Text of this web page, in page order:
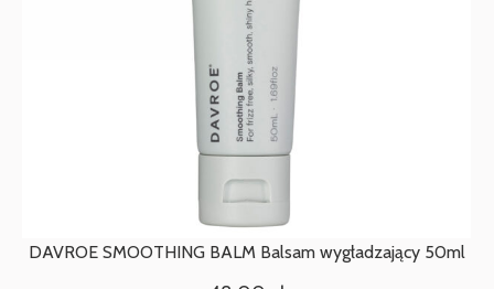
DAVROE SMOOTHING BALM Balsam wygładzający 50ml